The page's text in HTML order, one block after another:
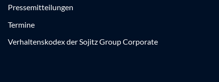
Pressemitteilungen
Termine
Verhaltenskodex der Sojitz Group Corporate